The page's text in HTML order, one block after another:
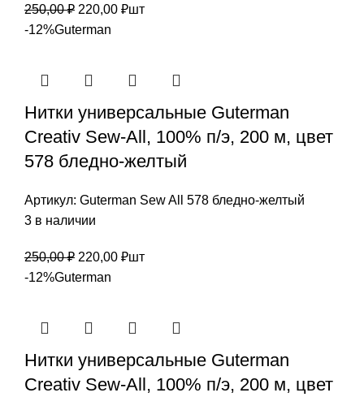
250,00₽ Первоначальная
цена
220,00 ₽Текущая
шт
-12%Guterman
Нитки универсальные Guterman
Creativ Sew-All, 100% п/э, 200 м, цвет
578 бледно-желтый
Артикул: Guterman Sew All 578 бледно-желтый
3 в наличии
250,00₽ Первоначальная
цена
220,00 ₽Текущая
шт
-12%Guterman
Нитки универсальные Guterman
Creativ Sew-All, 100% п/э, 200 м, цвет